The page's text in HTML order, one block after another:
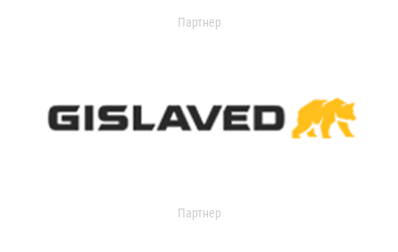
Партнер
Партнер